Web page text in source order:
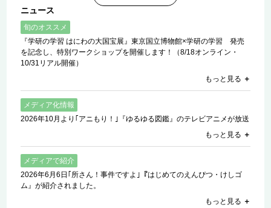
ニュース
旬のオススメ
『学研の学習 はにわの大国宝展』東京国立博物館×学研の学習 発売
を記念し、特別ワークショップを開催します！（8/18オンライン・
10/31リアル開催）
もっと見る ＋
メディア化情報
2026年10月より｢アニもり！｣『ゆるゆる図鑑』のテレビアニメが放送
もっと見る ＋
メディアで紹介
2026年6月6日｢所さん！事件ですよ｣『はじめてのえんぴつ・けしゴ
ム』が紹介されました。
もっと見る ＋